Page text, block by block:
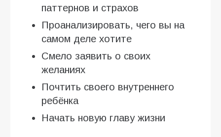
паттернов и страхов
Проанализировать, чего вы на
самом деле хотите
Смело заявить о своих
желаниях
Почтить своего внутреннего
ребёнка
Начать новую главу жизни